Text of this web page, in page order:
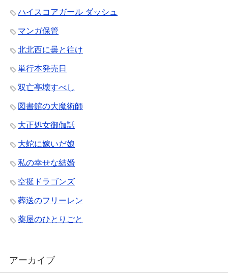
ハイスコアガール ダッシュ
マンガ保管
北北西に曇と往け
単行本発売日
双亡亭壊すべし
図書館の大魔術師
大正処女御伽話
大蛇に嫁いだ娘
私の幸せな結婚
空挺ドラゴンズ
葬送のフリーレン
薬屋のひとりごと
アーカイブ